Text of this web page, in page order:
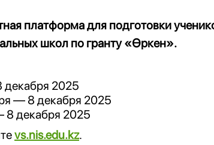
платформа для подготовки
школ по гранту «Өркен».
декабря 2025
— 8 декабря 2025
8 декабря 2025
vs.nis.edu.kz.